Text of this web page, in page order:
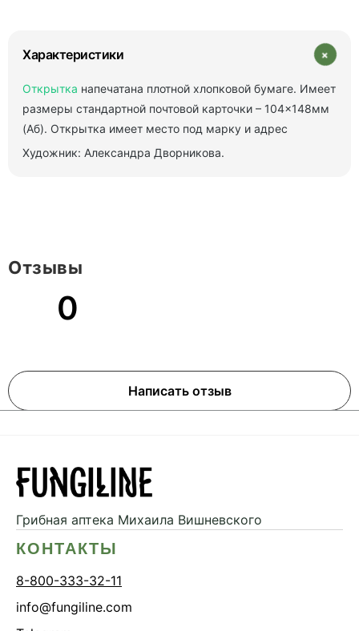
Характеристики +
Открытка напечатана плотной хлопковой бумаге. Имеет
размеры стандартной почтовой карточки – 104×148мм
(Аб). Открытка имеет место под марку и адрес
Художник: Александра Дворникова.
0
Написать отзыв
Отзывы
Грибная аптека Михаила Вишневского
КОНТАКТЫ
8-800-333-32-11
info@fungiline.com